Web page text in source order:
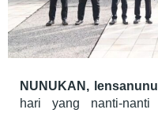
NUNUKAN,
hari yang nanti-